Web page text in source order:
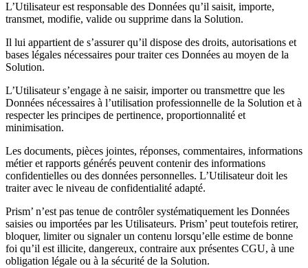
L’Utilisateur est responsable des Données qu’il saisit, importe,
transmet, modifie, valide ou supprime dans la Solution.
Il lui appartient de s’assurer qu’il dispose des droits, autorisations et
bases légales nécessaires pour traiter ces Données au moyen de la
Solution.
L’Utilisateur s’engage à ne saisir, importer ou transmettre que les
Données nécessaires à l’utilisation professionnelle de la Solution et à
respecter les principes de pertinence, proportionnalité et
minimisation.
Les documents, pièces jointes, réponses, commentaires, informations
métier et rapports générés peuvent contenir des informations
confidentielles ou des données personnelles. L’Utilisateur doit les
traiter avec le niveau de confidentialité adapté.
Prism’ n’est pas tenue de contrôler systématiquement les Données
saisies ou importées par les Utilisateurs. Prism’ peut toutefois retirer,
bloquer, limiter ou signaler un contenu lorsqu’elle estime de bonne
foi qu’il est illicite, dangereux, contraire aux présentes CGU, à une
obligation légale ou à la sécurité de la Solution.